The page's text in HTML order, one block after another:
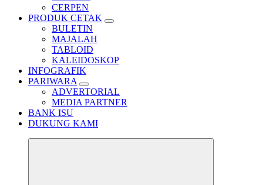
CERPEN
PRODUK CETAK
BULETIN
MAJALAH
TABLOID
KALEIDOSKOP
INFOGRAFIK
PARIWARA
ADVERTORIAL
MEDIA PARTNER
BANK ISU
DUKUNG KAMI